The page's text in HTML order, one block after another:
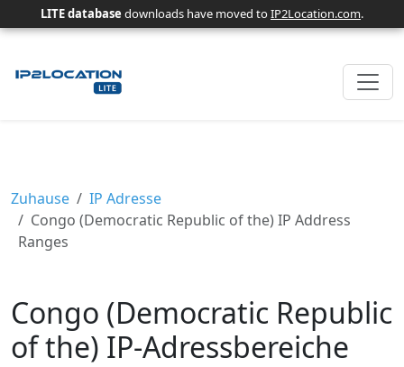
LITE database downloads have moved toIP2Location.com.
Zuhause
IP Adresse
Congo (Democratic Republic of the) IP Address
Ranges
Congo (Democratic Republic
of the) IP-Adressbereiche